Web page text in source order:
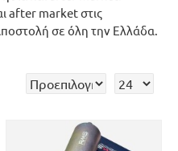
after market στις
σε όλη την Ελλάδα.